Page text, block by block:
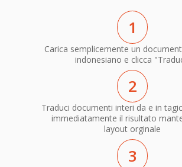
1
Carica semplicemente un
indonesiano e clicca
2
Traduci documenti interi da e in
immediatamente il risultato
layout orginale
3